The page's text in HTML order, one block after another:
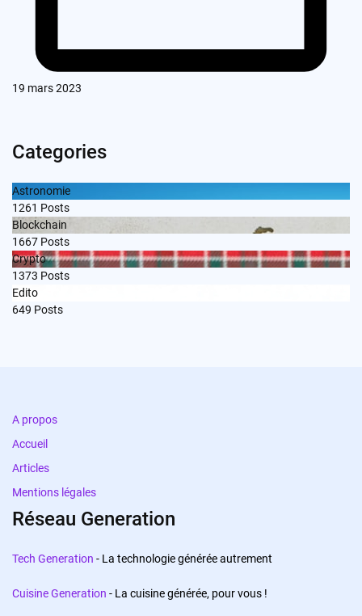
19 mars 2023
Categories
Astronomie
1261 Posts
Blockchain
1667 Posts
Crypto
1373 Posts
Edito
649 Posts
A propos
Accueil
Articles
Mentions légales
Réseau Generation
Tech Generation - La technologie générée autrement
Cuisine Generation - La cuisine générée, pour vous !